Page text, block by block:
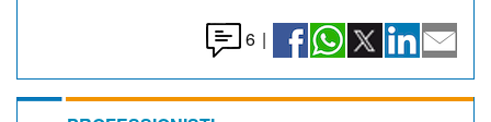
6 |